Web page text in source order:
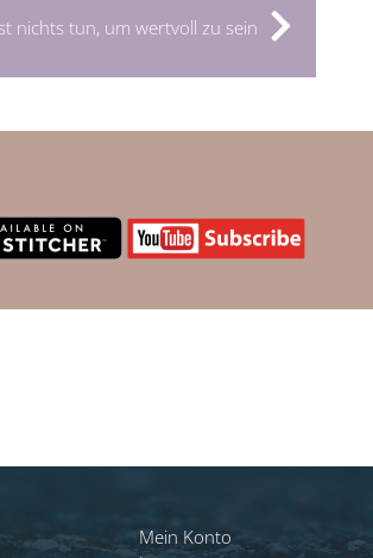
nichts tun, um wertvoll zu sein
Mein Konto